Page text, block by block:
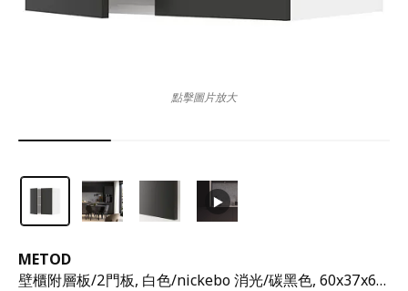
METOD
壁櫃附層板/2門板, 白色/nickebo 消光/碳黑色, 60x37x60 公分
點擊圖片放大